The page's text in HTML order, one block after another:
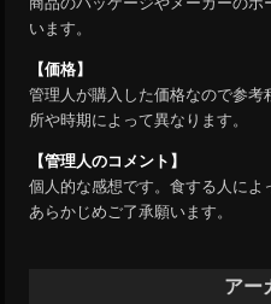
います。
【価格】
管理人が購入した価格なので参
所や時期によって異なります。
【管理人のコメント】
個人的な感想です。食する人によ
あらかじめご了承願います。
アー